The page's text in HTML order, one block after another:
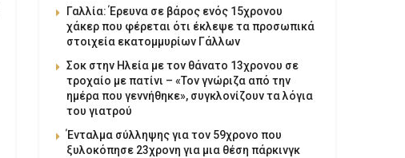
Γαλλία: Έρευνα σε βάρος ενός 15χρονου
χάκερ που φέρεται ότι έκλεψε τα προσωπικά
στοιχεία εκατομμυρίων Γάλλων
Σοκ στην Ηλεία με τον θάνατο 13χρονου σε
τροχαίο με πατίνι – «Τον γνώριζα από την
ημέρα που γεννήθηκε», συγκλονίζουν τα λόγια
του γιατρού
Ένταλμα σύλληψης για τον 59χρονο που
ξυλοκόπησε 23χρονη για μια θέση πάρκινγκ